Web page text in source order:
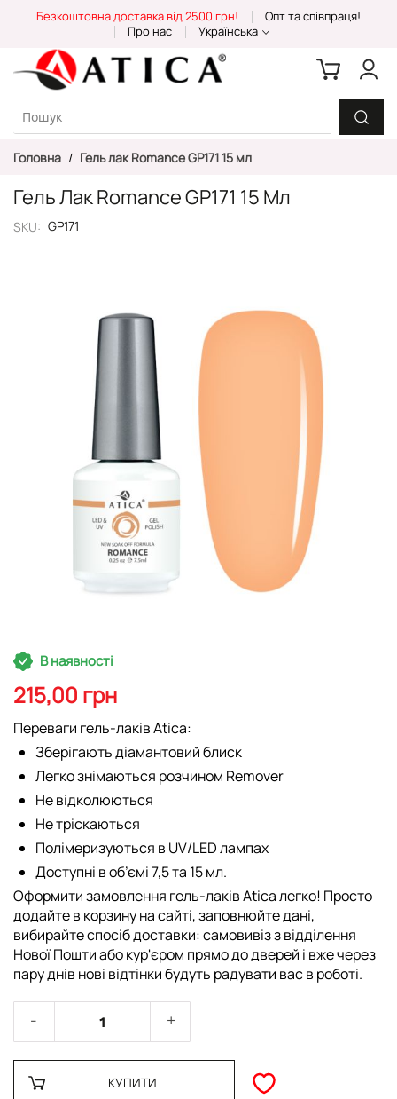
Content
Безкоштовна доставка від 2500 грн!
Опт та співпраця!
Про нас
Українська
Головна Гель лак Romance GP171 15 мл
Гель Лак Romance GP171 15 Мл
SKU GP171
Перейти
до
початку
галереї
зображень
В наявності
215,00 грн
Переваги гель-лаків Atica:
Зберігають діамантовий блиск
Легко знімаються розчином Remover
Не відколюються
Не тріскаються
Полімеризуються в UV/LED лампах
Доступні в об’ємі 7,5 та 15 мл.
Оформити замовлення гель-лаків Atica легко! Просто
додайте в корзину на сайті, заповнюйте дані,
вибирайте спосіб доставки: самовивіз з відділення
Нової Пошти або кур'єром прямо до дверей і вже через
пару днів нові відтінки будуть радувати вас в роботі.
КУПИТИ